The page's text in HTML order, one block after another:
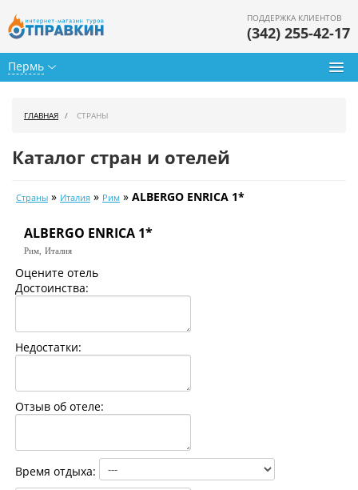
Пермь
ПОДДЕРЖКА КЛИЕНТОВ
(342) 255-42-17
Календарь туров
Цены дня
Страны
ГЛАВНАЯ СТРАНЫ
Каталог стран и отелей
Страны » Италия » Рим » ALBERGO ENRICA 1*
ALBERGO ENRICA 1*
Рим, Италия
Оцените отель
Достоинства:
Недостатки:
Отзыв об отеле:
Время отдыха: